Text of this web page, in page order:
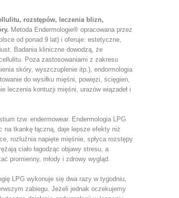
rozstępów, leczenia blizn,
Metoda Endermologie® opracowana przez
od ponad 9 lat) i oferuje: estetyczne,
Badania kliniczne dowodzą, że
Poza zastosowaniami z zakresu
skóry, wyszczuplenie itp.), endormologia
do wysiłku mięśni, powięzi, ścięgien,
leczenia kontuzji mięśni, urazów wiązadeł i
tzw. endermowear. Endermologia LPG
na tkankę łączną, daje lepsze efekty niż
rozluźnia napięte mięśnie, spłyca rozstępy
ciało łagodząc objawy stresu, a
promienny, młody i zdrowy wygląd.
LPG wykonuje się dwa razy w tygodniu,
zabiegu. Jeżeli jednak oczekujemy